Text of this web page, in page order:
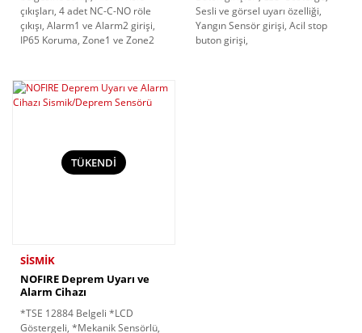
çıkışları, 4 adet NC-C-NO röle
çıkışı, Alarm1 ve Alarm2 girişi,
IP65 Koruma, Zone1 ve Zone2
Sesli ve görsel uyarı özelliği,
Yangın Sensör girişi, Acil stop
buton girişi,
TÜKENDİ
SİSMİK
NOFIRE Deprem Uyarı ve
Alarm Cihazı
*TSE 12884 Belgeli *LCD
Göstergeli, *Mekanik Sensörlü,